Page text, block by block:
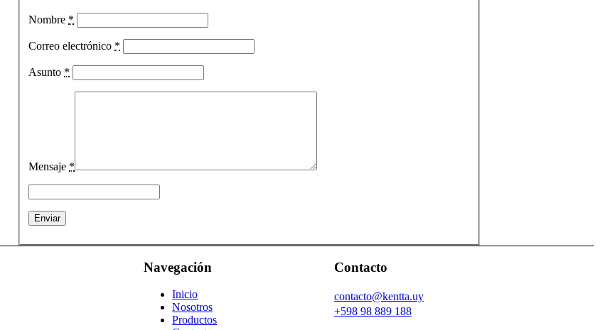
Nombre *
Correo electrónico *
Asunto *
Mensaje *
Navegación
Inicio
Nosotros
Productos
Contacto
contacto@kentta.uy
+598 98 889 188